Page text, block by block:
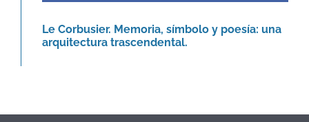
Le Corbusier. Memoria, símbolo y poesía: una
arquitectura trascendental.